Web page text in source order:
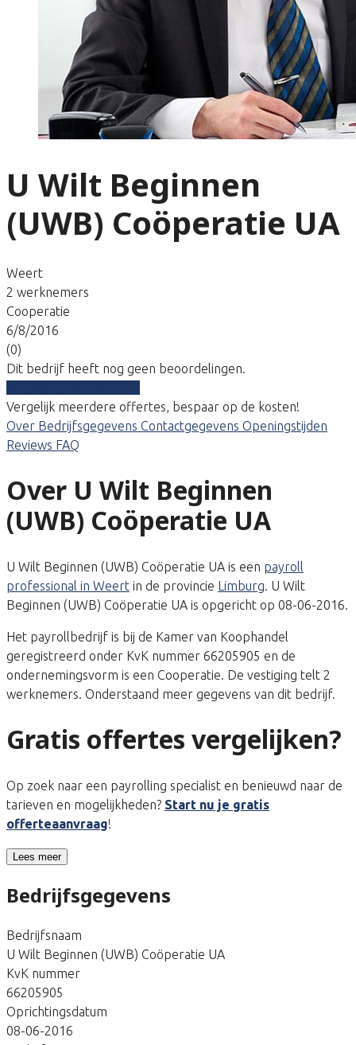
U Wilt Beginnen
(UWB) Coöperatie UA
Weert
2 werknemers
Cooperatie
6/8/2016
(0)
Dit bedrijf heeft nog geen beoordelingen.
Vergelijk meerdere offertes, bespaar op de kosten!
Over Bedrijfsgegevens Contactgegevens Openingstijden
Reviews FAQ
Over U Wilt Beginnen
(UWB) Coöperatie UA
U Wilt Beginnen (UWB) Coöperatie UA is een payroll
professional in Weert in de provincie Limburg. U Wilt
Beginnen (UWB) Coöperatie UA is opgericht op 08-06-2016.
Het payrollbedrijf is bij de Kamer van Koophandel
geregistreerd onder KvK nummer 66205905 en de
ondernemingsvorm is een Cooperatie. De vestiging telt 2
werknemers. Onderstaand meer gegevens van dit bedrijf.
Gratis offertes vergelijken?
Op zoek naar een payrolling specialist en benieuwd naar de
tarieven en mogelijkheden? Start nu je gratis
offerteaanvraag!
Lees meer
Bedrijfsgegevens
Bedrijfsnaam
U Wilt Beginnen (UWB) Coöperatie UA
KvK nummer
66205905
Oprichtingsdatum
08-06-2016